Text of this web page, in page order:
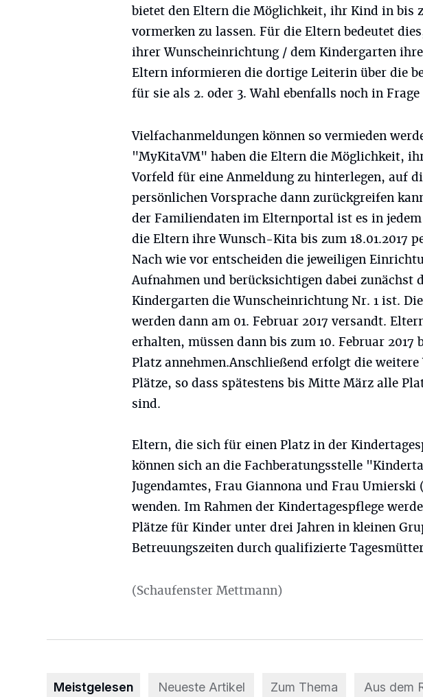
bietet den Eltern die Möglichkeit, ihr Kind in bis
vormerken zu lassen. Für die Eltern bedeutet
ihrer Wunscheinrichtung / dem Kindergarten
Eltern informieren die dortige Leiterin über die
für sie als 2. oder 3. Wahl ebenfalls noch in
Vielfachanmeldungen können so vermieden
"MyKitaVM" haben die Eltern die Möglichkeit,
Vorfeld für eine Anmeldung zu hinterlegen, auf
persönlichen Vorsprache dann zurückgreifen
der Familiendaten im Elternportal ist es in
die Eltern ihre Wunsch-Kita bis zum 18.01.2017
Nach wie vor entscheiden die jeweiligen
Aufnahmen und berücksichtigen dabei zunächst
Kindergarten die Wunscheinrichtung Nr. 1 ist.
werden dann am 01. Februar 2017 versandt.
erhalten, müssen dann bis zum 10. Februar 2017
Platz annehmen.Anschließend erfolgt die weitere
Plätze, so dass spätestens bis Mitte März alle
sind.
Eltern, die sich für einen Platz in der
können sich an die Fachberatungsstelle
Jugendamtes, Frau Giannona und Frau Umierski
wenden. Im Rahmen der Kindertagespflege
Plätze für Kinder unter drei Jahren in kleinen
Betreuungszeiten durch qualifizierte
(Schaufenster Mettmann)
Meistgelesen Neueste Artikel Zum Thema Aus dem